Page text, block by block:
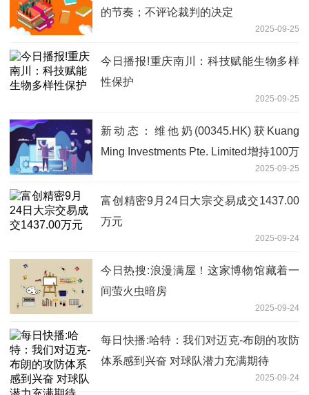
的节奏；不评论裁判的决定
2025-09-25
今日播报!重庆南川：科技赋能生物多样
性保护
2025-09-25
新动态：维他奶(00345.HK)获Kuang
Ming Investments Pte. Limited增持100万
2025-09-25
富创精密9月24日大宗交易成交1437.00
万元
2025-09-24
今日热搜:浪漫满屋！这家博物馆藏着一
间萤火虫暗房
2025-09-24
每日快播:哈特：我们对迈克-布朗的攻防
体系感到兴奋 对球队潜力充满期待
2025-09-24